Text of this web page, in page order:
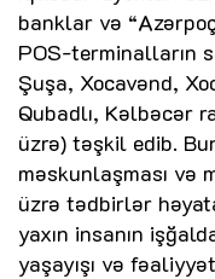
banklar və
POS-terminalların
Şuşa, Xocavənd,
Qubadlı, Kəlbəcər
üzrə) təşkil edib.
məskunlaşması və
üzrə tədbirlər
yaxın insanın
yaşayışı və